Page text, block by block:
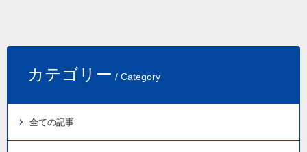
カテゴリー / Category
全ての記事